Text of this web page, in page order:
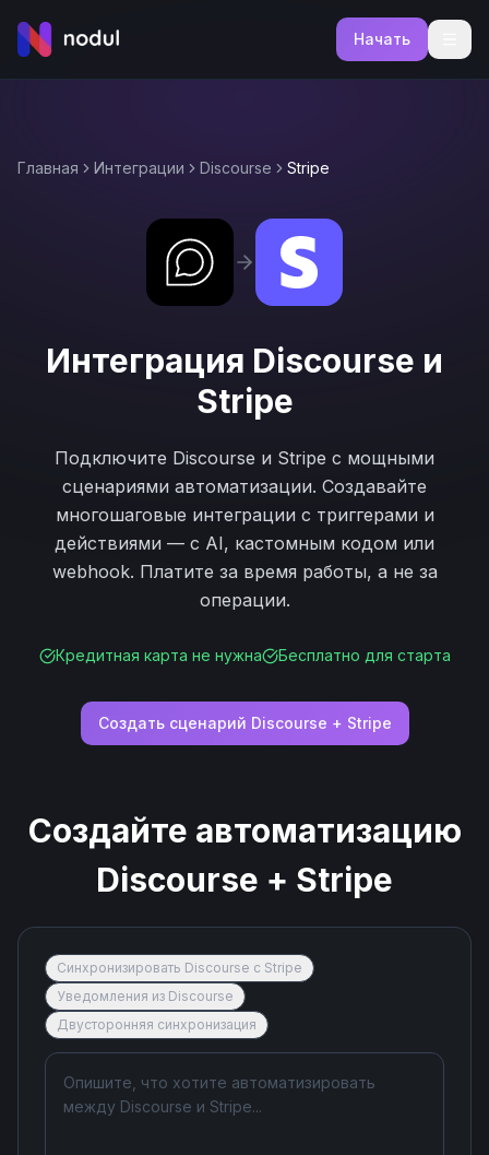
Начать
Главная Интеграции Discourse Stripe
Интеграция Discourse и
Stripe
Подключите Discourse и Stripe с мощными
сценариями автоматизации. Создавайте
многошаговые интеграции с триггерами и
действиями — с AI, кастомным кодом или
webhook. Платите за время работы, а не за
операции.
Кредитная карта не нужна Бесплатно для старта
Создать сценарий Discourse + Stripe
Создайте автоматизацию
Discourse + Stripe
Синхронизировать Discourse с Stripe
Уведомления из Discourse
Двусторонняя синхронизация